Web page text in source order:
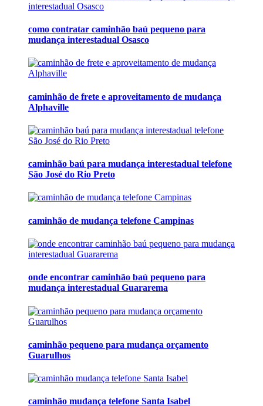
como contratar caminhão baú pequeno para
mudança interestadual Osasco
caminhão de frete e aproveitamento de mudança
Alphaville
caminhão baú para mudança interestadual telefone
São José do Rio Preto
caminhão de mudança telefone Campinas
onde encontrar caminhão baú pequeno para
mudança interestadual Guararema
caminhão pequeno para mudança orçamento
Guarulhos
caminhão mudança telefone Santa Isabel